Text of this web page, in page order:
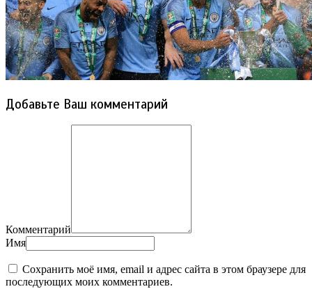
Добавьте Ваш комментарий
Комментарий
Имя
Сохранить моё имя, email и адрес сайта в этом браузере для
последующих моих комментариев.